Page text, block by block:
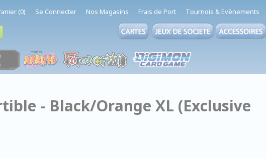
(0) Se Connecter Nos Magasins Frais de Port Tournois & Evènements
- Black/Orange XL (Exclusive